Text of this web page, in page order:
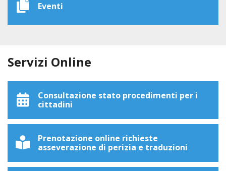
Eventi
Servizi Online
Consultazione stato procedimenti per i
cittadini
Prenotazione online richieste
asseverazione di perizia e traduzioni